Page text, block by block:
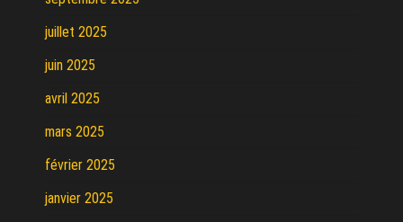
juillet 2025
juin 2025
avril 2025
mars 2025
février 2025
janvier 2025